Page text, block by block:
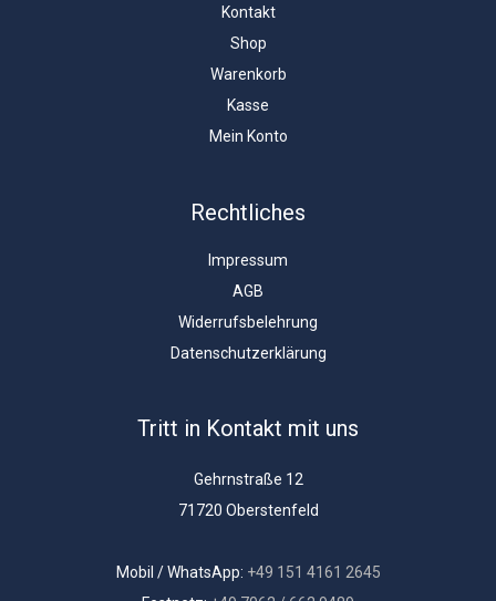
Kontakt
Shop
Warenkorb
Kasse
Mein Konto
Rechtliches
Impressum
AGB
Widerrufsbelehrung
Datenschutzerklärung
Tritt in Kontakt mit uns
Gehrnstraße 12
71720 Oberstenfeld
Mobil / WhatsApp: +49 151 4161 2645